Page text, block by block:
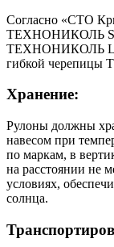
Согласно «СТО
ТЕХНОНИКОЛЬ
ТЕХНОНИКОЛЬ
гибкой
Хранение:
Рулоны должны
навесом при
по маркам, в
на расстоянии не
условиях,
солнца.